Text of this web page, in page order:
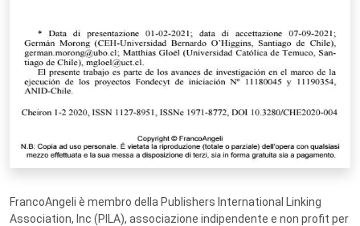
FrancoAngeli è membro della Publishers International Linking
Association, Inc (PILA), associazione indipendente e non profit per